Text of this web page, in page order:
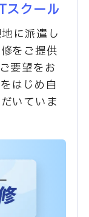
スクール
に派遣し
をご提供
要望をお
はじめ自
いていま